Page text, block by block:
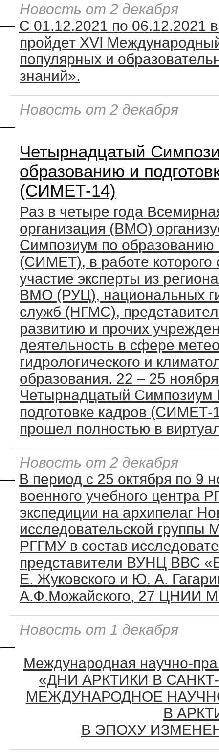
Новость от 2 декабря
— С 01.12.2021 по 06.12.2021
пройдет ХVI
популярных и
знаний».
Новость от 2 декабря
—
Четырнадцатый
образованию и
(СИМЕТ-14)
Раз в четыре года
организация (ВМО)
Симпозиум по образованию
(СИМЕТ), в работе
участие эксперты из
ВМО (РУЦ), национальных
служб (НГМС),
развитию и прочих
деятельность в сфере
гидрологического и
образования. 22 – 25
Четырнадцатый
подготовке кадров (СИМЕТ-
прошел полностью в
Новость от 2 декабря
— В период с 25 октября по 9
военного учебного центра
экспедиции на архипелаг
исследовательской
РГГМУ в состав
представители ВУНЦ ВВС
Е. Жуковского и Ю. А.
А.Ф.Можайского, 27 ЦНИИ
Новость от 1 декабря
—
Международная научно-
«ДНИ АРКТИКИ В
МЕЖДУНАРОДНОЕ
В
В ЭПОХУ